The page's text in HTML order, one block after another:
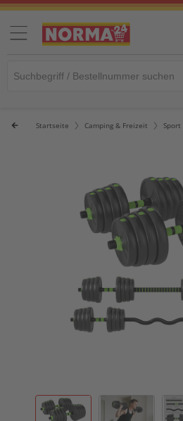
Startseite Camping & Freizeit Sport